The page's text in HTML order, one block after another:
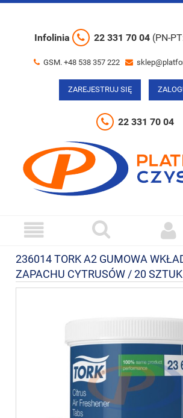
Infolinia 22 331 70 04 (PN-
GSM. +48 538 357 222
ZAREJESTRUJ SIĘ
22 331 70 04
236014 TORK A2 GUMOWA
ZAPACHU CYTRUSÓW / 20 SZTUK